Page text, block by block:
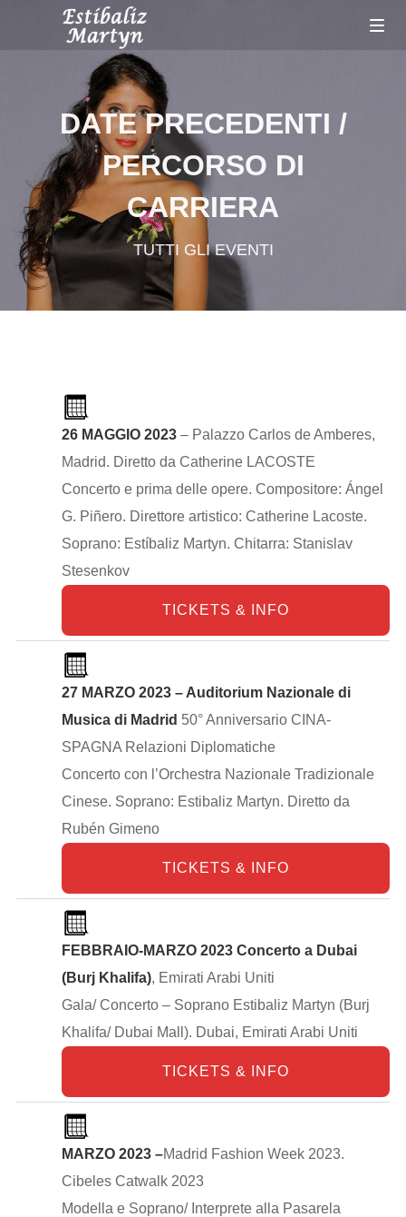
DATE PRECEDENTI /
PERCORSO DI
CARRIERA
TUTTI GLI EVENTI
26 MAGGIO 2023– Palazzo Carlos de Amberes,
Madrid. Diretto da Catherine LACOSTE
Concerto e prima delle opere. Compositore: Ángel
G. Piñero. Direttore artistico: Catherine Lacoste.
Soprano: Estíbaliz Martyn. Chitarra: Stanislav
Stesenkov
TICKETS & INFO
27 MARZO 2023 – Auditorium Nazionale di
Musica di Madrid 50° Anniversario CINA-
SPAGNA Relazioni Diplomatiche
Concerto con l’Orchestra Nazionale Tradizionale
Cinese. Soprano: Estibaliz Martyn. Diretto da
Rubén Gimeno
TICKETS & INFO
FEBBRAIO-MARZO 2023 Concerto a Dubai
(Burj Khalifa), Emirati Arabi Uniti
Gala/ Concerto – Soprano Estibaliz Martyn (Burj
Khalifa/ Dubai Mall). Dubai, Emirati Arabi Uniti
TICKETS & INFO
MARZO 2023 –Madrid Fashion Week 2023.
Cibeles Catwalk 2023
Modella e Soprano/ Interprete alla Pasarela